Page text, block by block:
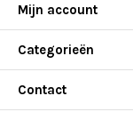
Mijn account
Categorieën
Contact